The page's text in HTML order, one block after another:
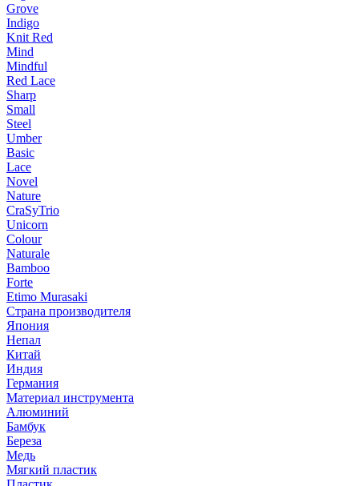
Grove
Indigo
Knit Red
Mind
Mindful
Red Lace
Sharp
Small
Steel
Umber
Basic
Lace
Novel
Nature
CraSyTrio
Unicorn
Colour
Naturale
Bamboo
Forte
Etimo Murasaki
Страна производителя
Япония
Непал
Китай
Индия
Германия
Материал инструмента
Алюминий
Бамбук
Береза
Медь
Мягкий пластик